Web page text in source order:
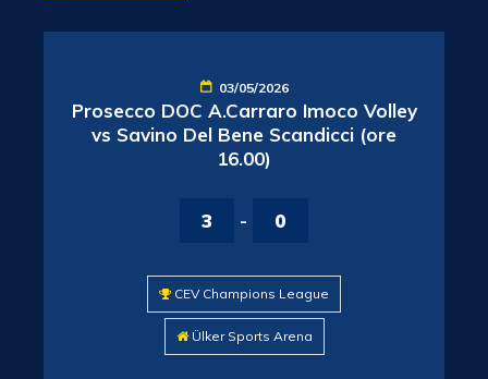
03/05/2026
Prosecco DOC A.Carraro Imoco Volley
vs Savino Del Bene Scandicci (ore
16.00)
3 - 0
CEV Champions League
Ülker Sports Arena